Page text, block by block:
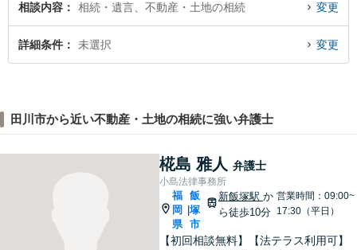
相談内容 相続・遺言、不動産・土地の相続 変更
詳細条件 未選択 変更
田川市から近い不動産・土地の相続に強い弁護士
椛島 雅人 弁護士
小島法律事務所
福
岡
県
|
飯
塚
市
新飯塚駅 か
ら徒歩10分
営業時間：09:00~
17:30（平日）
【初回相談無料】【法テラス利用可】